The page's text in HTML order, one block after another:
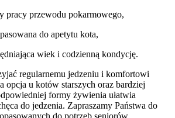
pracy przewodu pokarmowego,
do apetytu kota,
wiek i codzienną kondycję.
regularnemu jedzeniu i komfortowi
opcja u kotów starszych oraz bardziej
formy żywienia ułatwia
do jedzenia. Zapraszamy Państwa do
do potrzeb seniorów.